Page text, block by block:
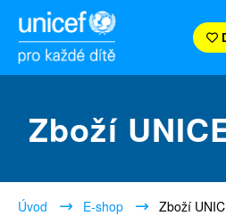
Zboží
Úvod E-shop Zboží